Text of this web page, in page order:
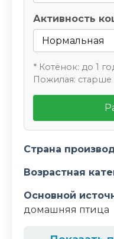
Активность
* Котёнок: до 1
Пожилая: старше
Страна
Возрастная
Основной
домашняя птица